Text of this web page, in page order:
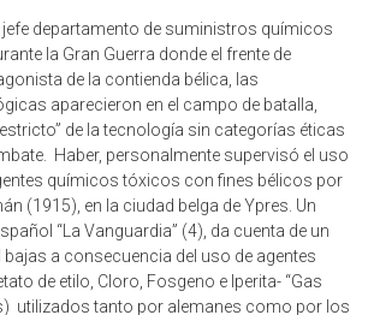
la Gran Guerra donde el frente de
de la contienda bélica, las
aparecieron en el campo de batalla,
de la tecnología sin categorías éticas
Haber, personalmente supervisó el uso
químicos tóxicos con fines bélicos por
(1915), en la ciudad belga de Ypres. Un
“La Vanguardia” (4), da cuenta de un
a consecuencia del uso de agentes
de etilo, Cloro, Fosgeno e Iperita- “Gas
utilizados tanto por alemanes como por los
de esta manera el uso del cloro como